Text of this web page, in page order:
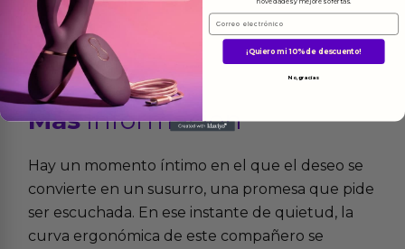
Másinformacion
Hay un momento íntimo en el que el deseo se
convierte en un susurro, una promesa que pide
ser escuchada. En ese instante de quietud, la
curva ergonómica de este compañero se
Email
¡Quiero mi 10% de descuento!
No, gracias